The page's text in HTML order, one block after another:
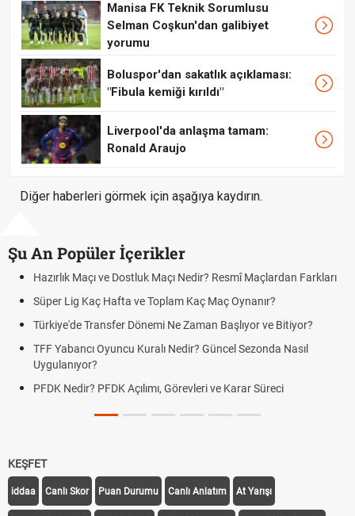
Manisa FK Teknik Sorumlusu
Selman Coşkun'dan galibiyet
yorumu
Boluspor'dan sakatlık açıklaması:
"Fibula kemiği kırıldı"
Liverpool'da anlaşma tamam:
Ronald Araujo
Diğer haberleri görmek için aşağıya kaydırın.
Şu An Popüler İçerikler
Hazırlık Maçı ve Dostluk Maçı Nedir? Resmî Maçlardan Farkları
Süper Lig Kaç Hafta ve Toplam Kaç Maç Oynanır?
Türkiye'de Transfer Dönemi Ne Zaman Başlıyor ve Bitiyor?
TFF Yabancı Oyuncu Kuralı Nedir? Güncel Sezonda Nasıl
Uygulanıyor?
PFDK Nedir? PFDK Açılımı, Görevleri ve Karar Süreci
KEŞFET
iddaa Canlı Skor Puan Durumu Canlı Anlatım At Yarışı